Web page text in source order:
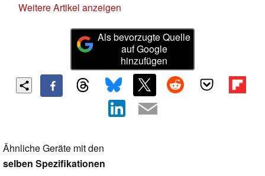
Weitere Artikel anzeigen
Als bevorzugte Quelle
auf Google
hinzufügen
Ähnliche Geräte mit den
selben Spezifikationen